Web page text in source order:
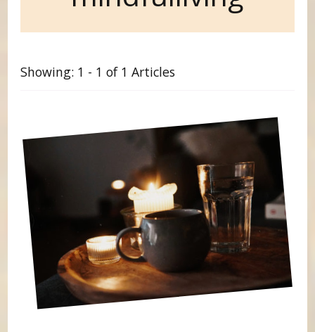
Showing: 1 - 1 of 1 Articles